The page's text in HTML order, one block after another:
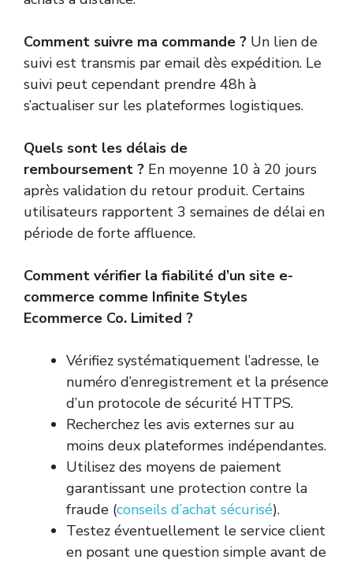
Comment suivre ma commande ? Un lien de
suivi est transmis par email dès expédition. Le
suivi peut cependant prendre 48h à
s’actualiser sur les plateformes logistiques.
Quels sont les délais de
remboursement ? En moyenne 10 à 20 jours
après validation du retour produit. Certains
utilisateurs rapportent 3 semaines de délai en
période de forte affluence.
Comment vérifier la fiabilité d’un site e-
commerce comme Infinite Styles
Ecommerce Co. Limited ?
Vérifiez systématiquement l’adresse, le
numéro d’enregistrement et la présence
d’un protocole de sécurité HTTPS.
Recherchez les avis externes sur au
moins deux plateformes indépendantes.
Utilisez des moyens de paiement
garantissant une protection contre la
fraude (conseils d’achat sécurisé).
Testez éventuellement le service client
en posant une question simple avant de